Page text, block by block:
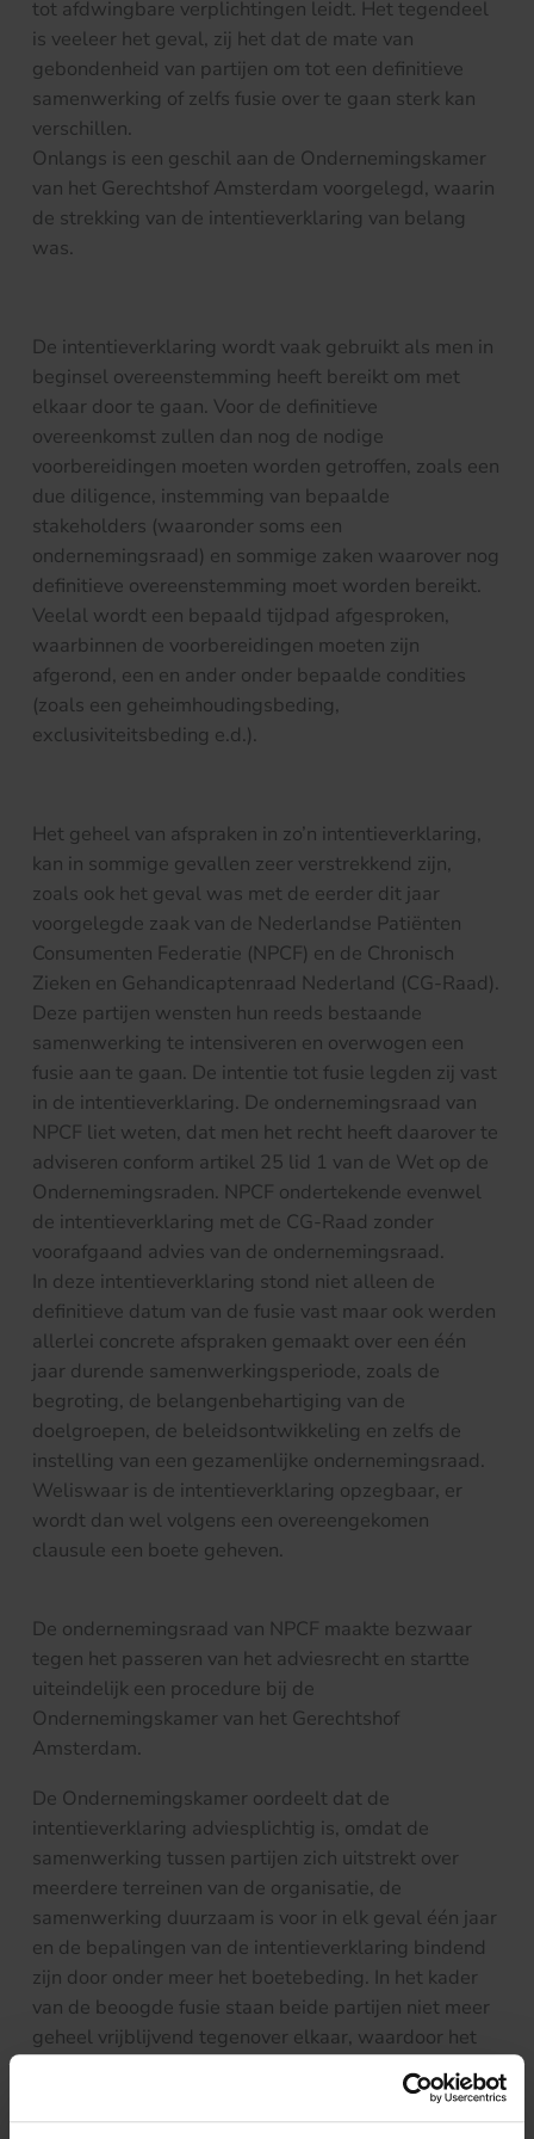
tot afdwingbare verplichtingen leidt. Het tegendeel
is veeleer het geval, zij het dat de mate van
gebondenheid van partijen om tot een definitieve
samenwerking of zelfs fusie over te gaan sterk kan
verschillen.
Onlangs is een geschil aan de Ondernemingskamer
van het Gerechtshof Amsterdam voorgelegd, waarin
de strekking van de intentieverklaring van belang
was.
De intentieverklaring wordt vaak gebruikt als men in
beginsel overeenstemming heeft bereikt om met
elkaar door te gaan. Voor de definitieve
overeenkomst zullen dan nog de nodige
voorbereidingen moeten worden getroffen, zoals een
due diligence, instemming van bepaalde
stakeholders (waaronder soms een
ondernemingsraad) en sommige zaken waarover nog
definitieve overeenstemming moet worden bereikt.
Veelal wordt een bepaald tijdpad afgesproken,
waarbinnen de voorbereidingen moeten zijn
afgerond, een en ander onder bepaalde condities
(zoals een geheimhoudingsbeding,
exclusiviteitsbeding e.d.).
Het geheel van afspraken in zo’n intentieverklaring,
kan in sommige gevallen zeer verstrekkend zijn,
zoals ook het geval was met de eerder dit jaar
voorgelegde zaak van de Nederlandse Patiënten
Consumenten Federatie (NPCF) en de Chronisch
Zieken en Gehandicaptenraad Nederland (CG-Raad).
Deze partijen wensten hun reeds bestaande
samenwerking te intensiveren en overwogen een
fusie aan te gaan. De intentie tot fusie legden zij vast
in de intentieverklaring. De ondernemingsraad van
NPCF liet weten, dat men het recht heeft daarover te
adviseren conform artikel 25 lid 1 van de Wet op de
Ondernemingsraden. NPCF ondertekende evenwel
de intentieverklaring met de CG-Raad zonder
voorafgaand advies van de ondernemingsraad.
In deze intentieverklaring stond niet alleen de
definitieve datum van de fusie vast maar ook werden
allerlei concrete afspraken gemaakt over een één
jaar durende samenwerkingsperiode, zoals de
begroting, de belangenbehartiging van de
doelgroepen, de beleidsontwikkeling en zelfs de
instelling van een gezamenlijke ondernemingsraad.
Weliswaar is de intentieverklaring opzegbaar, er
wordt dan wel volgens een overeengekomen
clausule een boete geheven.
De ondernemingsraad van NPCF maakte bezwaar
tegen het passeren van het adviesrecht en startte
uiteindelijk een procedure bij de
Ondernemingskamer van het Gerechtshof
Amsterdam.
De Ondernemingskamer oordeelt dat de
intentieverklaring adviesplichtig is, omdat de
samenwerking tussen partijen zich uitstrekt over
meerdere terreinen van de organisatie, de
samenwerking duurzaam is voor in elk geval één jaar
en de bepalingen van de intentieverklaring bindend
zijn door onder meer het boetebeding. In het kader
van de beoogde fusie staan beide partijen niet meer
geheel vrijblijvend tegenover elkaar, waardoor het
adviesrecht van de ondernemingsraad straks niet
meer van wezenlijke invloed zou zijn op de fusie.
RPCF wordt verplicht het besluit tot het aangaan van